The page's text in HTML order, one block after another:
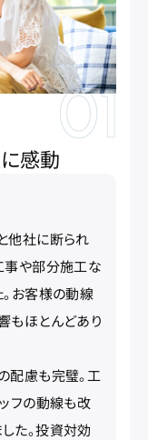
感動
他社に断られ
事や部分施工な
お客様の動線
もほとんどあり
配慮も完璧。工
フの動線も改
た。投資対効